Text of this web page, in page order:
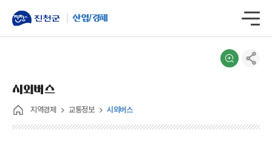
산업/경제
지역경제 교통정보 시외버스
시외버스